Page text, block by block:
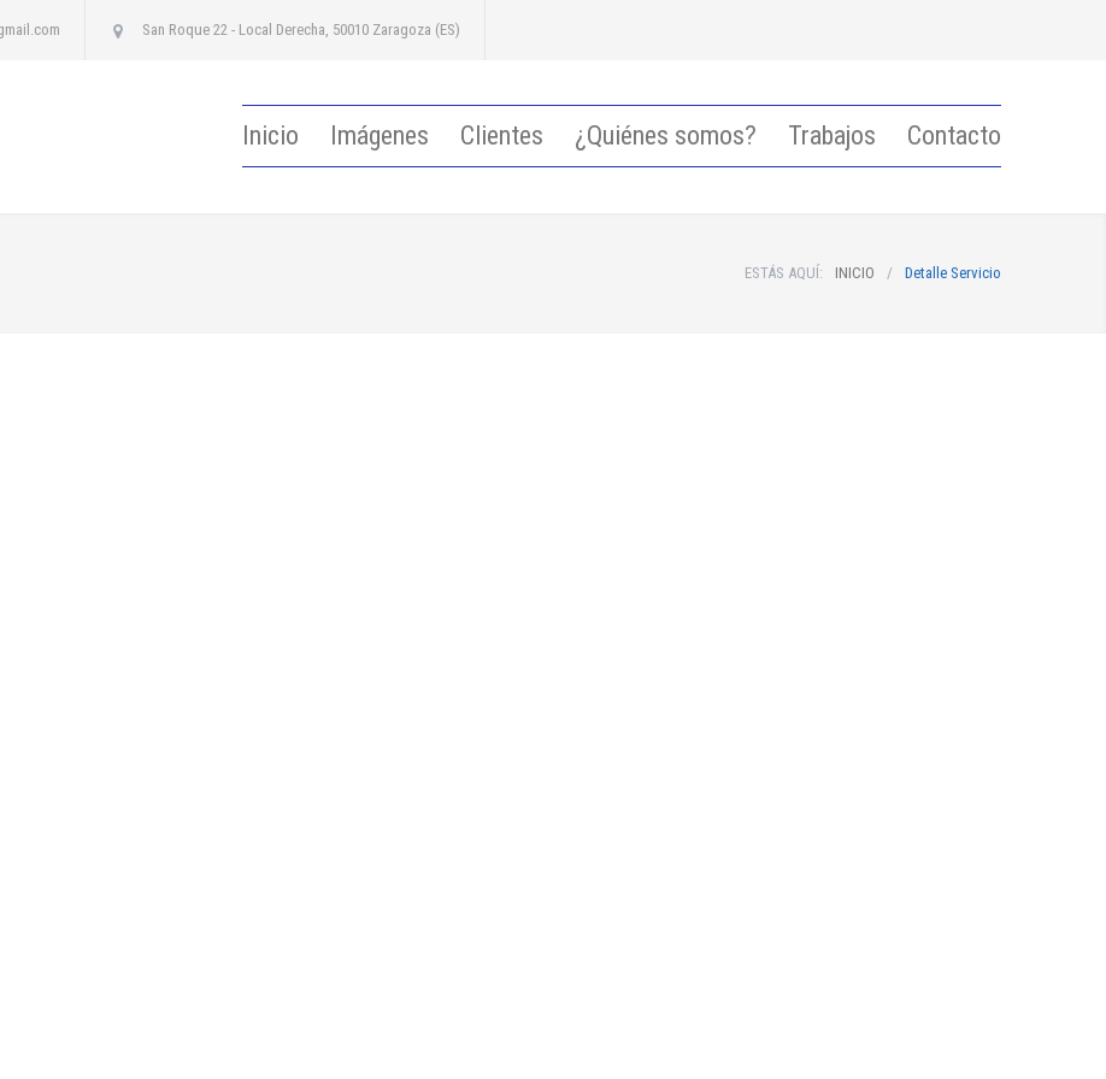
San Roque 22 - Local Derecha, 50010 Zaragoza (ES)
Inicio Imágenes Clientes ¿Quiénes somos? Trabajos Contacto
ESTÁS AQUÍ: INICIO / Detalle Servicio